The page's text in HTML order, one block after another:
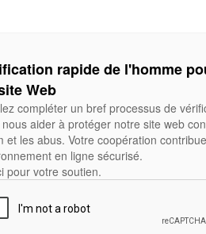
rapide de l'homme
Web
compléter un bref processus de
aider à protéger notre site web
et les abus. Votre coopération
en ligne sécurisé.
pour votre soutien.